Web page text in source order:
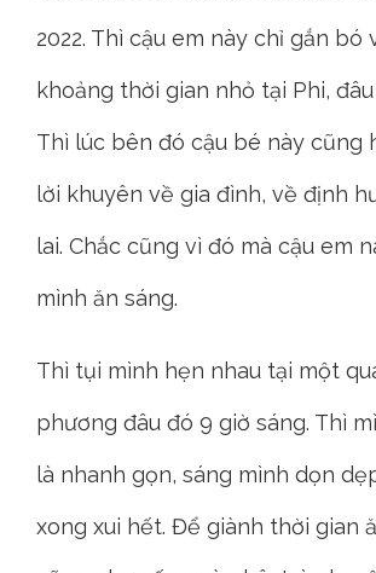
2022. Thì cậu em này chỉ gắn bó
khoảng thời gian nhỏ tại Phi,
Thì lúc bên đó cậu bé này cũng
lời khuyên về gia đình, về định
lai. Chắc cũng vì đó mà cậu em
mình ăn sáng.
Thì tụi mình hẹn nhau tại một
phương đâu đó 9 giờ sáng. Thì
là nhanh gọn, sáng mình dọn
xong xui hết. Để giành thời gian